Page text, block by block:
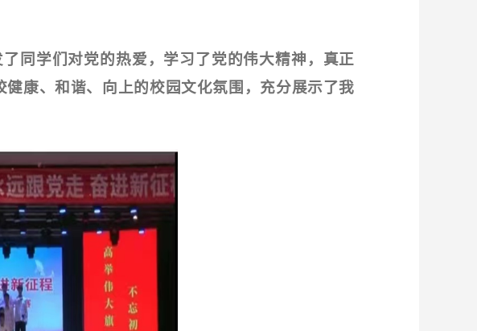
同学们对党的热爱，学习了党的伟大精神，真正
康、和谐、向上的校园文化氛围，充分展示了我